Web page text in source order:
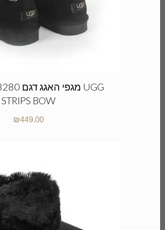
STRIPS BOW
₪449.00